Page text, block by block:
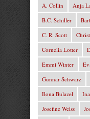
A. Collin Anja
B.C. Schiller
C. R. Scott
Cornelia Lotter
Emmi Winter
Gunnar Schwarz
Ilona Bulazel
Josefine Weiss